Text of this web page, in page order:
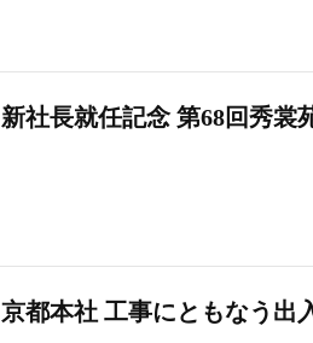
新社長就任記念 第68回秀裳
京都本社 工事にともなう出